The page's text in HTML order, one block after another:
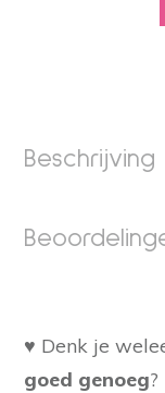
druk
van
Beschrijving
♥ Denk je
goed genoeg?